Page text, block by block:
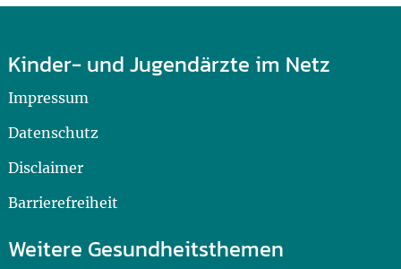
Kinder- und Jugendärzte im Netz
Impressum
Datenschutz
Disclaimer
Barrierefreiheit
Weitere Gesundheitsthemen